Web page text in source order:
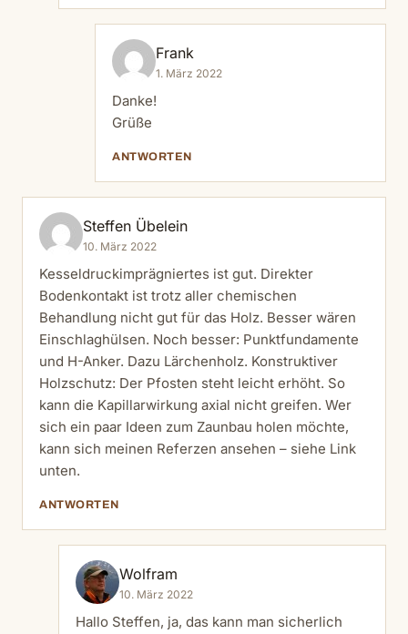
Frank
1. März 2022
Danke!
Grüße
ANTWORTEN
Steffen Übelein
10. März 2022
Kesseldruckimprägniertes ist gut. Direkter
Bodenkontakt ist trotz aller chemischen
Behandlung nicht gut für das Holz. Besser wären
Einschlaghülsen. Noch besser: Punktfundamente
und H-Anker. Dazu Lärchenholz. Konstruktiver
Holzschutz: Der Pfosten steht leicht erhöht. So
kann die Kapillarwirkung axial nicht greifen. Wer
sich ein paar Ideen zum Zaunbau holen möchte,
kann sich meinen Referzen ansehen – siehe Link
unten.
ANTWORTEN
Wolfram
10. März 2022
Hallo Steffen, ja, das kann man sicherlich